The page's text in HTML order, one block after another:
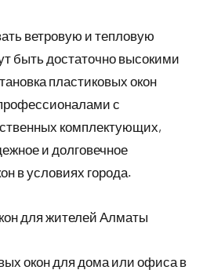
ветровую и тепловую
быть достаточно высокими
пластиковых окон
с
комплектующих,
и долговечное
в условиях города.
для жителей Алматы
окон для дома или офиса в